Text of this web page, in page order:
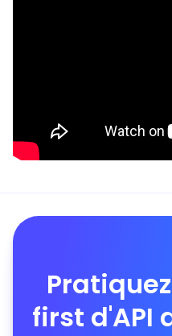
first d'API